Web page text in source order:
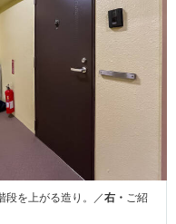
段を上がる造り。／右・ ご紹